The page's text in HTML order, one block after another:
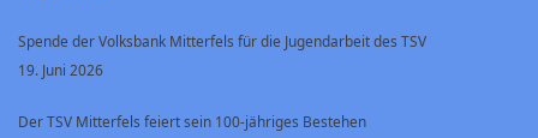
Spende der Volksbank Mitterfels für die Jugendarbeit des TSV
19. Juni 2026
Der TSV Mitterfels feiert sein 100-jähriges Bestehen